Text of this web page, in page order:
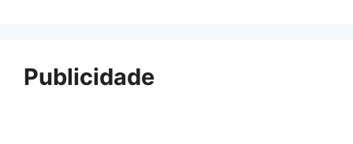
Publicidade